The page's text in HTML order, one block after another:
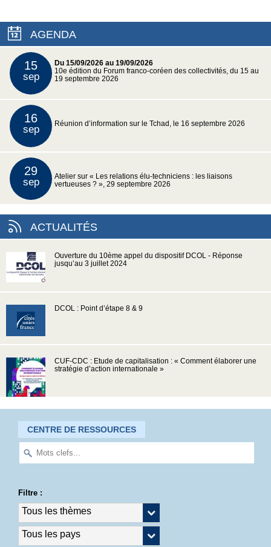
AGENDA
15
sep
Du 15/09/2026 au 19/09/2026
10e édition du Forum franco-coréen des collectivités, du 15 au
19 septembre 2026
16
sep Réunion d’information sur le Tchad, le 16 septembre 2026
29
sep
Atelier sur « Les relations élu-techniciens : les liaisons
vertueuses ? », 29 septembre 2026
ACTUALITÉS
Ouverture du 10ème appel du dispositif DCOL - Réponse
jusqu’au 3 juillet 2024
DCOL : Point d’étape 8 & 9
CUF-CDC : Etude de capitalisation : « Comment élaborer une
stratégie d’action internationale »
CENTRE DE RESSOURCES
Filtre :